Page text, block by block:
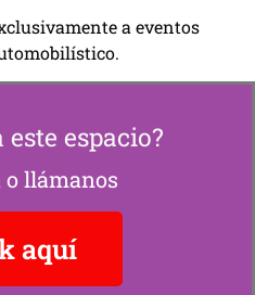
a eventos
espacio?
o llámanos
aquí